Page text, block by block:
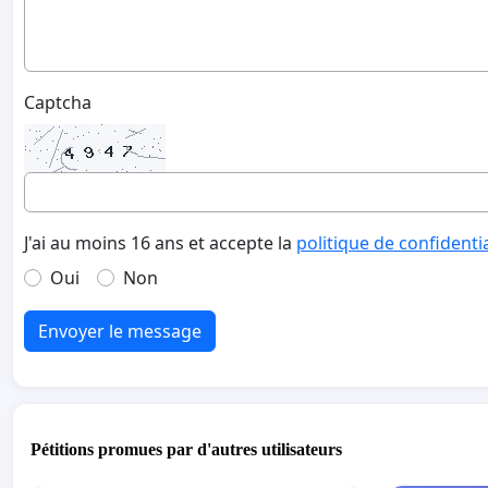
Captcha
J'ai au moins 16 ans et accepte la politique de
Oui
Non
Envoyer le message
Pétitions promues par d'autres utilisateurs